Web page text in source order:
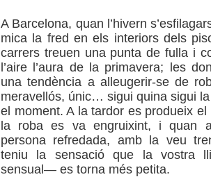
A Barcelona, quan l’hivern
mica la fred en els interiors dels
carrers treuen una punta de fulla i
l’aire l’aura de la primavera; les
una tendència a alleugerir-se de
meravellós, únic… sigui quina sigui
el moment. A la tardor es produeix
la roba es va engruixint, i quan
persona refredada, amb la veu
teniu la sensació que la vostra
sensual— es torna més petita.